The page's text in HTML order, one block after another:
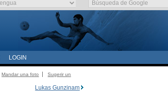
LOGIN
Mandar una foto
Sugerir un
Lukas Gunzinam